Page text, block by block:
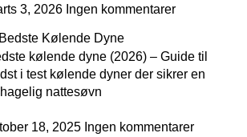
3, 2026 Ingen kommentarer
kølende dyne (2026) – Guide til
i test kølende dyner der sikrer en
nattesøvn
18, 2025 Ingen kommentarer